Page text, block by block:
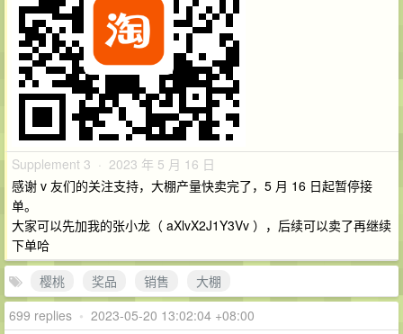
Supplement 3 · 2023 年 5 月 16 日
感谢 v 友们的关注支持，大棚产量快卖完了，5 月 16 日起暂停接
单。
大家可以先加我的张小龙（ aXlvX2J1Y3Vv ），后续可以卖了再继续
下单哈
樱桃
奖品 销售
大棚
699 replies • 2023-05-20 13:02:04 +08:00